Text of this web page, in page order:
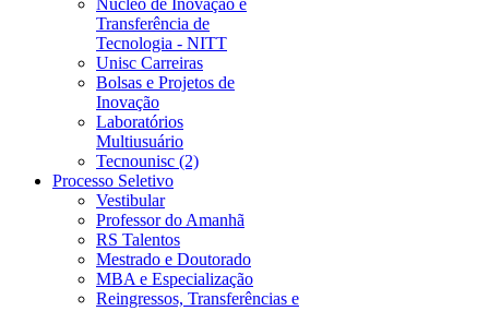
Núcleo de Inovação e
Transferência de
Tecnologia - NITT
Unisc Carreiras
Bolsas e Projetos de
Inovação
Laboratórios
Multiusuário
Tecnounisc (2)
Processo Seletivo
Vestibular
Professor do Amanhã
RS Talentos
Mestrado e Doutorado
MBA e Especialização
Reingressos, Transferências e